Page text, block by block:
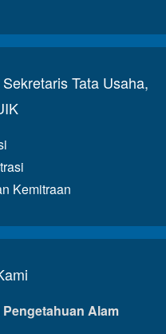
Tata Usaha,
Kemitraan
Pengetahuan Alam